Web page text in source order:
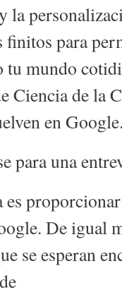
la
finitos para
tu mundo
Ciencia de la
en
para una
es
De igual
se esperan